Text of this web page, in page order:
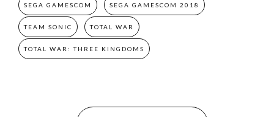
SEGA GAMESCOM SEGA GAMESCOM 2018
TEAM SONIC TOTAL WAR
TOTAL WAR: THREE KINGDOMS